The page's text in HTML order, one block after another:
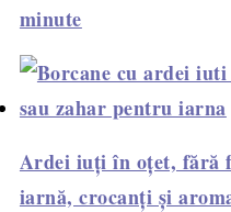
minute
Ardei iuți în oțet, fără
iarnă, crocanți și